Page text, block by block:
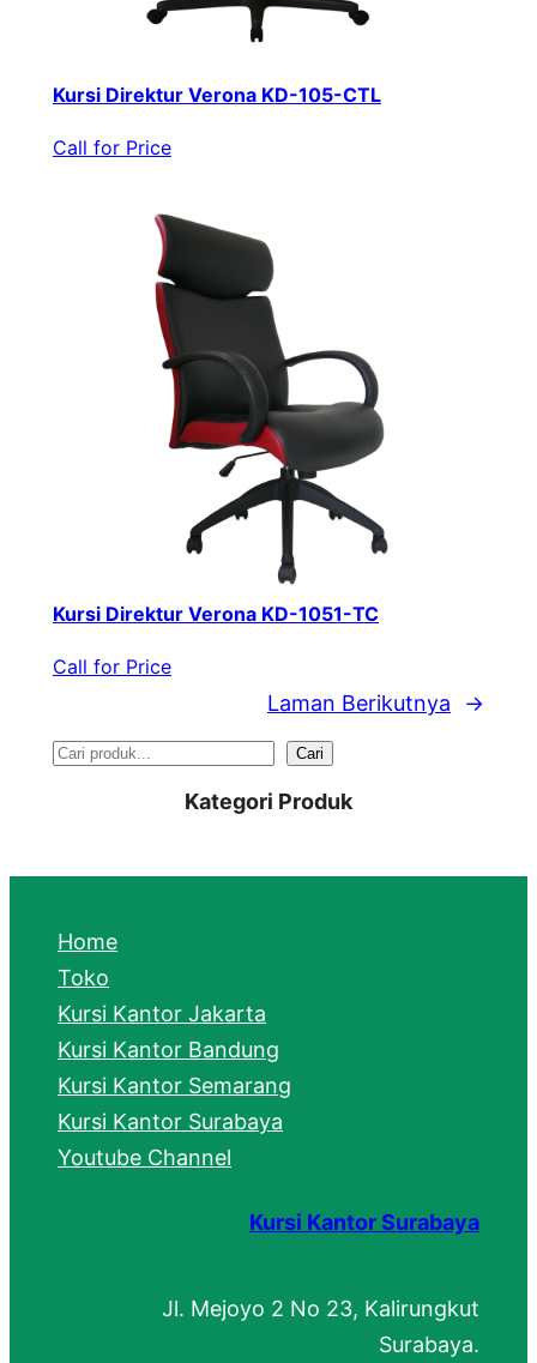
Kursi Direktur Verona KD-105-CTL
Call for Price
Kursi Direktur Verona KD-1051-TC
Call for Price
Laman Berikutnya →
S
r
h
Cari
Kategori Produk
Home
Toko
Kursi Kantor Jakarta
Kursi Kantor Bandung
Kursi Kantor Semarang
Kursi Kantor Surabaya
Youtube Channel
Kursi Kantor Surabaya
Jl. Mejoyo 2 No 23, Kalirungkut
Surabaya.